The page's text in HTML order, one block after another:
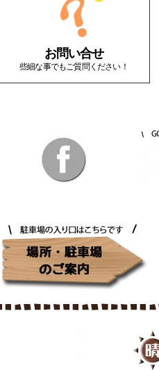
お問い合せ
些細な事でもご質問ください！